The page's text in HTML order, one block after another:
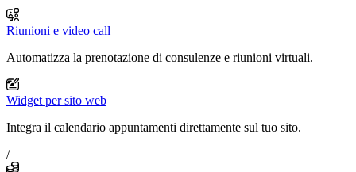
Riunioni e video call
Automatizza la prenotazione di consulenze e riunioni virtuali.
Widget per sito web
Integra il calendario appuntamenti direttamente sul tuo sito.
/